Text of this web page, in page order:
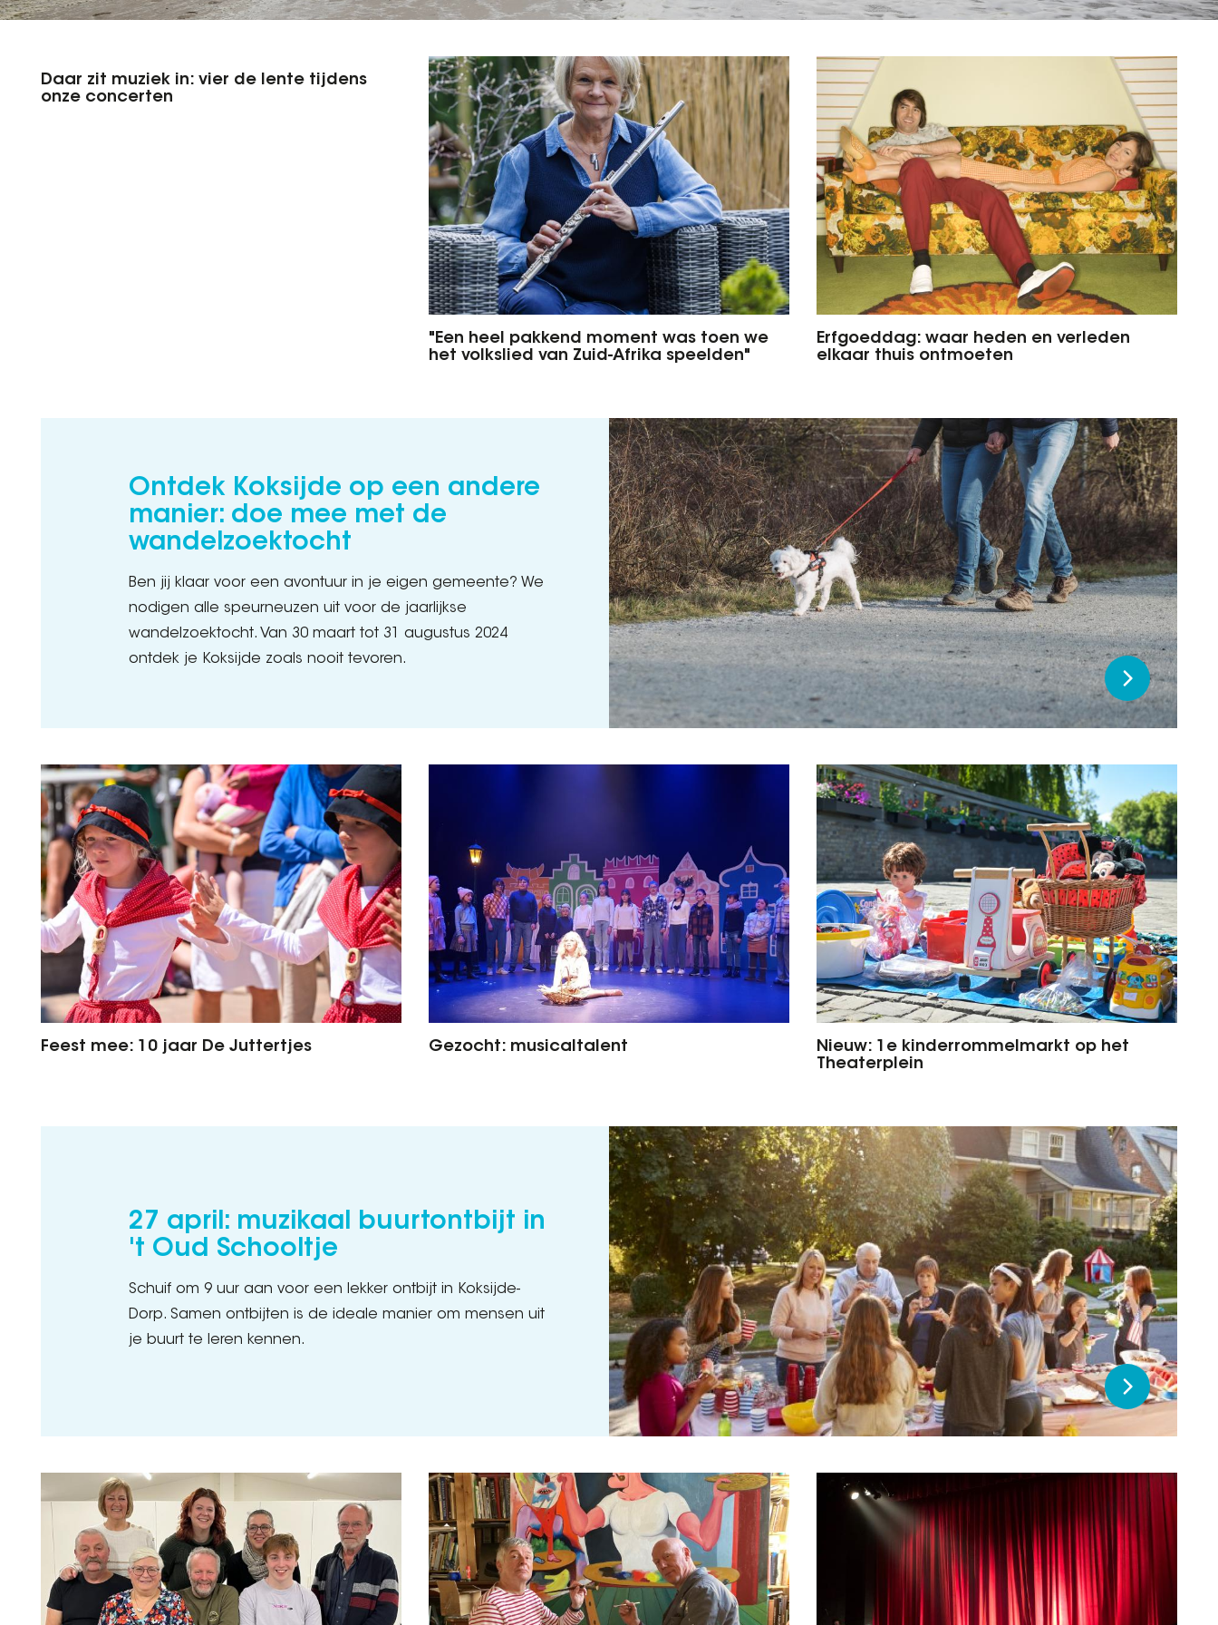
Daar zit muziek in: vier de lente tijdens
onze concerten
"Een heel pakkend moment was toen we
het volkslied van Zuid-Afrika speelden"
Erfgoeddag: waar heden en verleden
elkaar thuis ontmoeten
Ontdek Koksijde op een andere
manier: doe mee met de
wandelzoektocht
Ben jij klaar voor een avontuur in je eigen gemeente? We
nodigen alle speurneuzen uit voor de jaarlijkse
wandelzoektocht. Van 30 maart tot 31 augustus 2024
ontdek je Koksijde zoals nooit tevoren.
Feest mee: 10 jaar De Juttertjes Gezocht: musicaltalent
Nieuw: 1e kinderrommelmarkt op het
Theaterplein
27 april: muzikaal buurtontbijt in
't Oud Schooltje
Schuif om 9 uur aan voor een lekker ontbijt in Koksijde-
Dorp. Samen ontbijten is de ideale manier om mensen uit
je buurt te leren kennen.